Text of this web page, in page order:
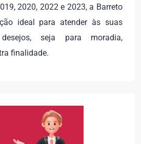
2020, 2022 e 2023, a Barreto
ideal para atender às suas
seja para moradia,
finalidade.